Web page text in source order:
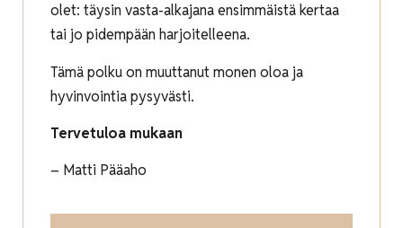
olet: täysin vasta-alkajana ensimmäistä kertaa
tai jo pidempään harjoitelleena.
Tämä polku on muuttanut monen oloa ja
hyvinvointia pysyvästi.
Tervetuloa mukaan
– Matti Pääaho